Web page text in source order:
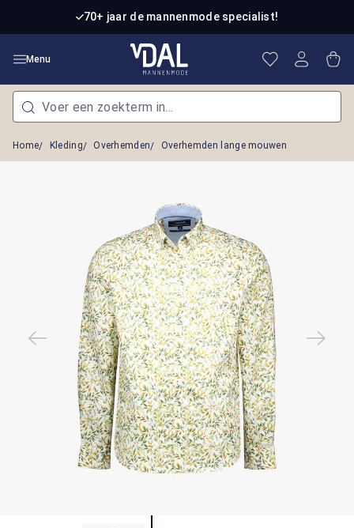
Ga naar de hoofdinhoud70+ jaar de mannenmode specialist!
Menu Je hebt 0
Home Kleding Overhemden Overhemden lange mouwen